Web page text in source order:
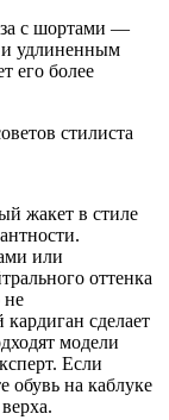
с шортами —
и удлиненным
его более
жакет в стиле
или
оттенка
не
сделает
модели
Если
обувь на каблуке